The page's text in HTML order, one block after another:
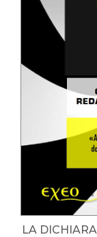
LA